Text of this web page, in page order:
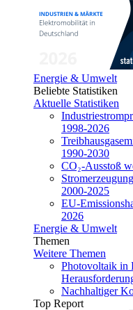
Energie & Umwelt
Beliebte Statistiken
Aktuelle Statistiken
1998-2026
1990-2030
CO₂-Ausstoß
2000-2025
EU-
2026
Energie & Umwelt
Themen
Weitere Themen
Photovoltaik in
Nachhaltiger
Top Report